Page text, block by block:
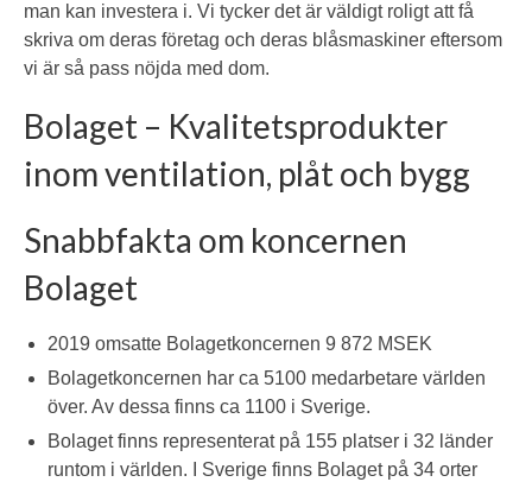
man kan investera i. Vi tycker det är väldigt roligt att få
skriva om deras företag och deras blåsmaskiner eftersom
vi är så pass nöjda med dom.
Bolaget – Kvalitetsprodukter
inom ventilation, plåt och bygg
Snabbfakta om koncernen
Bolaget
2019 omsatte Bolagetkoncernen 9 872 MSEK
Bolagetkoncernen har ca 5100 medarbetare världen
över. Av dessa finns ca 1100 i Sverige.
Bolaget finns representerat på 155 platser i 32 länder
runtom i världen. I Sverige finns Bolaget på 34 orter